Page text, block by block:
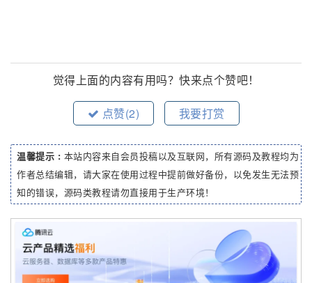
觉得上面的内容有用吗？快来点个赞吧！
点赞(2) 我要打赏
温馨提示 : 本站内容来自会员投稿以及互联网，所有源码及教程均为
作者总结编辑，请大家在使用过程中提前做好备份，以免发生无法预
知的错误，源码类教程请勿直接用于生产环境！